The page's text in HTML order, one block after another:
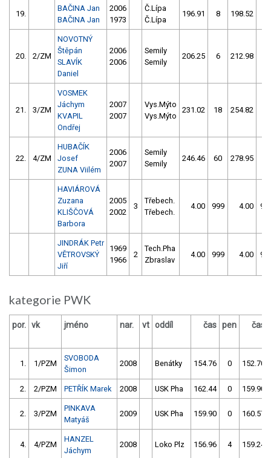
19.
BAČINA Jan
BAČINA Jan
2006
1973
Č.Lípa
Č.Lípa
196.91 8 198.52
20. 2/ZM
NOVOTNÝ
Štěpán
SLAVÍK
Daniel
2006
2006
Semily
Semily
206.25 6 212.98
21. 3/ZM
VOSMEK
Jáchym
KVAPIL
Ondřej
2007
2007
Vys.Mýto
Vys.Mýto
231.02 18 254.82
22. 4/ZM
HUBAČÍK
Josef
ZUNA Viilém
2006
2007
Semily
Semily
246.46 60 278.95
HAVIÁROVÁ
Zuzana
KLIŠČOVÁ
Barbora
2005
2002
3
Třebech.
Třebech.
4.00 999 4.00
JINDRÁK Petr
VĚTROVSKÝ
Jiří
1969
1966
2
Tech.Pha
Zbraslav
4.00 999 4.00
kategorie PWK
por. vk jméno nar. vt oddíl čas pen čas
1. 1/PZM
SVOBODA
Šimon
2008 Benátky 154.76 0 152.70
2. 2/PZM PETŘÍK Marek 2008 USK Pha 162.44 0 159.90
2. 3/PZM
PINKAVA
Matyáš
2009 USK Pha 159.90 0 160.57
4. 4/PZM
HANZEL
Jáchym
2008 Loko Plz 156.96 4 159.24